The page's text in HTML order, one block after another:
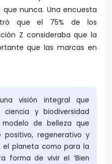
nunca. Una encuesta
que el 75% de los
Z consideraba que la
que las marcas en
visión integral que
ciencia y biodiversidad
de belleza que
regenerativo y
planeta como para la
forma de vivir el ‘Bien